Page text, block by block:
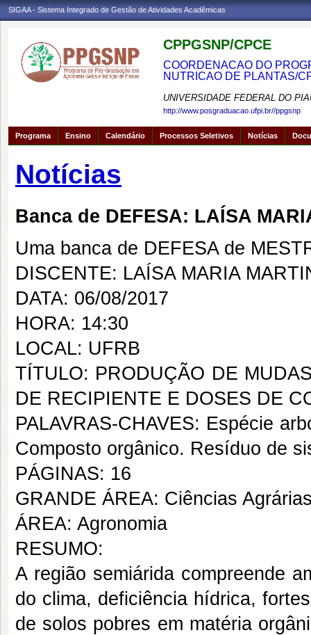
SIGAA - Sistema Integrado de Gestão de Atividades Acadêmicas
CPPGSNP/CPCE
COORDENACAO DO
NUTRICAO DE PLANTAS/
UNIVERSIDADE FEDERAL DO
http://www.posgraduacao.ufpi.br//ppgsnp
Programa Ensino Calendário Processos Seletivos Notícias
Notícias
Banca de DEFESA: LAÍSA
Uma banca de DEFESA de
DISCENTE: LAÍSA MARIA
DATA: 06/08/2017
HORA: 14:30
LOCAL: UFRB
TÍTULO: PRODUÇÃO DE
DE RECIPIENTE E DOSES DE
PALAVRAS-CHAVES: Espécie
Composto orgânico. Resíduo de
PÁGINAS: 16
GRANDE ÁREA: Ciências
ÁREA: Agronomia
RESUMO:
A região semiárida compreende
do clima, deficiência hídrica,
de solos pobres em matéria